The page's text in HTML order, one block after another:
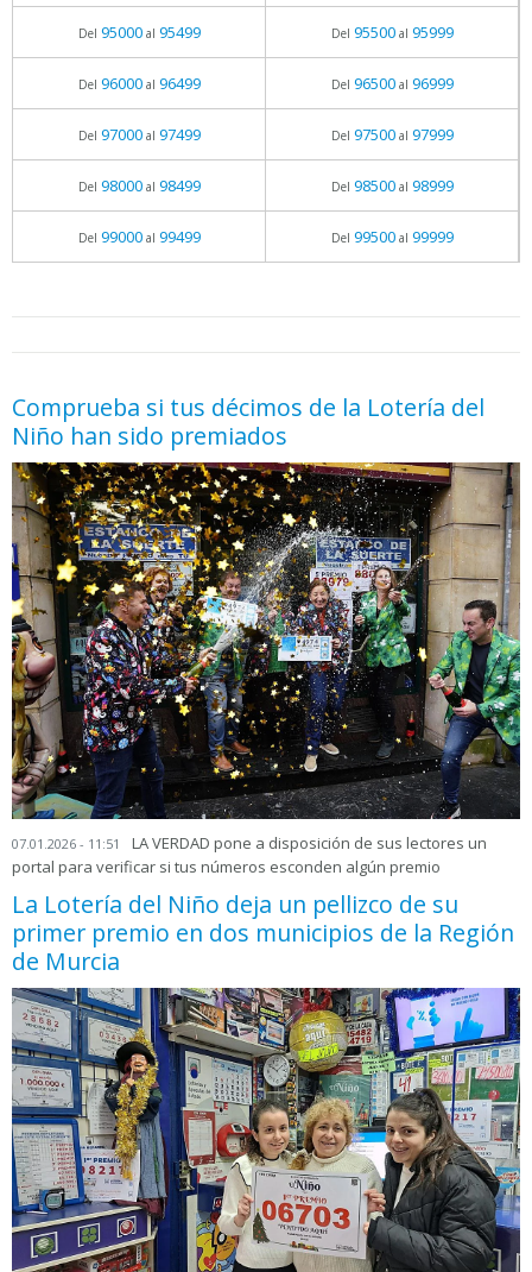
Del 95000al 95499 Del 95500al 95999
Del 96000al 96499 Del 96500al 96999
Del 97000al 97499 Del 97500al 97999
Del 98000al 98499 Del 98500al 98999
Del 99000al 99499 Del 99500al 99999
Comprueba si tus décimos de la Lotería del
Niño han sido premiados
07.01.2026 - 11:51
LA VERDAD pone a disposición de sus lectores un
portal para verificar si tus números esconden algún premio
La Lotería del Niño deja un pellizco de su
primer premio en dos municipios de la Región
de Murcia